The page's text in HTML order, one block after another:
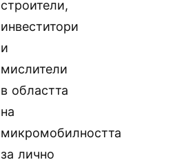
строители,
инвеститори
и
мислители
в областта
на
микромобилността
за лично